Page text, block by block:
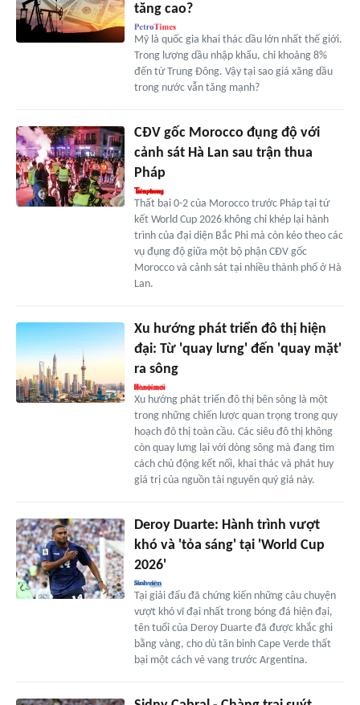
tăng cao?
Mỹ là quốc gia khai thác dầu lớn nhất thế giới.
Trong lượng dầu nhập khẩu, chỉ khoảng 8%
đến từ Trung Đông. Vậy tại sao giá xăng dầu
trong nước vẫn tăng mạnh?
CĐV gốc Morocco đụng độ với
cảnh sát Hà Lan sau trận thua
Pháp
Thất bại 0-2 của Morocco trước Pháp tại tứ
kết World Cup 2026 không chỉ khép lại hành
trình của đại diện Bắc Phi mà còn kéo theo các
vụ đụng độ giữa một bộ phận CĐV gốc
Morocco và cảnh sát tại nhiều thành phố ở Hà
Lan.
Xu hướng phát triển đô thị hiện
đại: Từ 'quay lưng' đến 'quay mặt'
ra sông
Xu hướng phát triển đô thị bên sông là một
trong những chiến lược quan trọng trong quy
hoạch đô thị toàn cầu. Các siêu đô thị không
còn quay lưng lại với dòng sông mà đang tìm
cách chủ động kết nối, khai thác và phát huy
giá trị của nguồn tài nguyên quý giá này.
Deroy Duarte: Hành trình vượt
khó và 'tỏa sáng' tại 'World Cup
2026'
Tại giải đấu đã chứng kiến những câu chuyện
vượt khó vĩ đại nhất trong bóng đá hiện đại,
tên tuổi của Deroy Duarte đã được khắc ghi
bằng vàng, cho dù tân binh Cape Verde thất
bại một cách vẻ vang trước Argentina.